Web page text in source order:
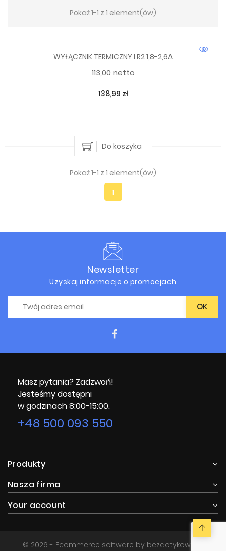
Pokaż 1-1 z 1 element(ów)
WYŁĄCZNIK TERMICZNY LR2 1,8-2,6A
113,00 netto
138,99 zł
Do koszyka
Pokaż 1-1 z 1 element(ów)
1
Newsletter
Uzyskaj informacje o promocjach
Masz pytania? Zadzwoń!
Jesteśmy dostępni
w godzinach 8:00-15:00.
+48 500 093 550
Produkty
Nasza firma
Your account
© 2026 - Ecommerce software by bezdotykowa.pl